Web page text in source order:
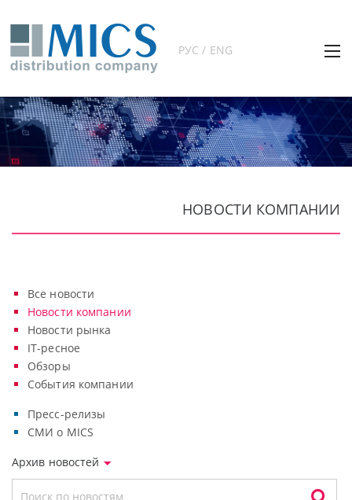
РУС / ENG
НОВОСТИ КОМПАНИИ
Все новости
Новости компании
Новости рынка
IT-ресное
Обзоры
События компании
Пресс-релизы
СМИ о MICS
Архив новостей